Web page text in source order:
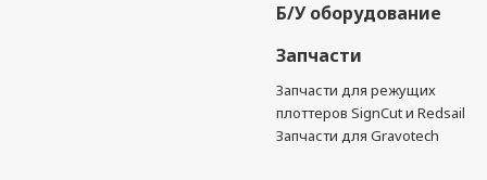
Б/У оборудование
Запчасти
Запчасти для режущих
плоттеров SignCut и Redsail
Запчасти для Gravotech